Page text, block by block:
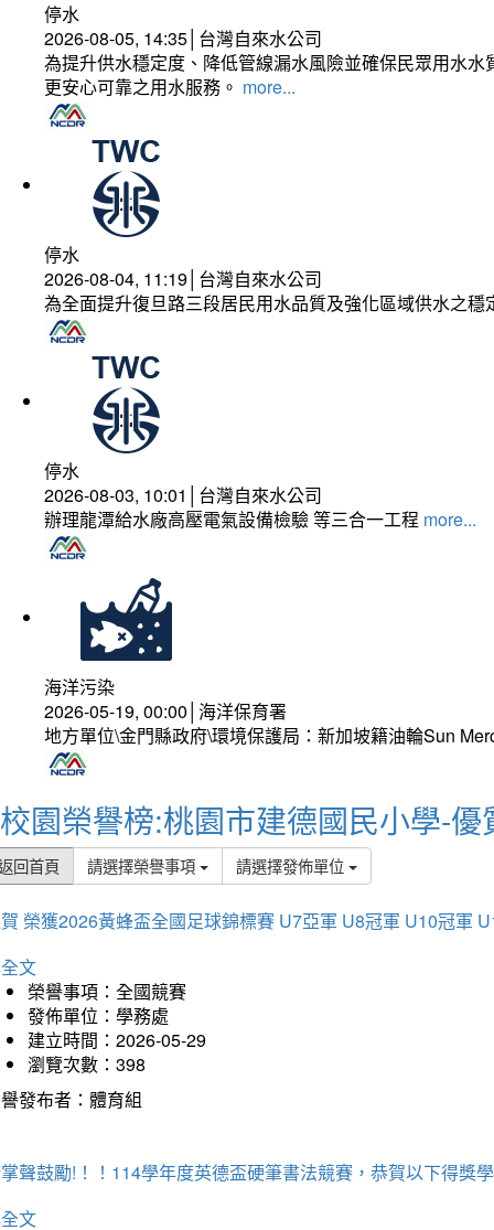
停水
2026-08-05, 14:35│台灣自來水公司
為提升供水穩定度、降低管線漏水風險並確保民眾用水
更安心可靠之用水服務。 more...
停水
2026-08-04, 11:19│台灣自來水公司
為全面提升復旦路三段居民用水品質及強化區域供水之
停水
2026-08-03, 10:01│台灣自來水公司
辦理龍潭給水廠高壓電氣設備檢驗 等三合一工程 more...
海洋污染
2026-05-19, 00:00│海洋保育署
地方單位\金門縣政府\環境保護局：新加坡籍油輪Sun
校園榮譽榜:桃園市建德國民小學-優
回首頁 請選擇榮譽事項 請選擇發佈單位
榮獲2026黃蜂盃全國足球錦標賽 U7亞軍 U8冠軍 U10冠軍
文
榮譽事項：全國競賽
發佈單位：學務處
建立時間：2026-05-29
瀏覽次數：398
發布者：體育組
聲鼓勵!！！114學年度英德盃硬筆書法競賽，恭賀以下得獎
文